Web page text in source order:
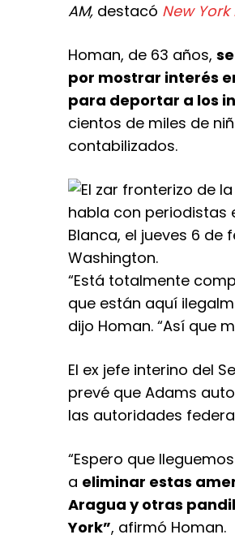
AM, destacó New York
Homan, de 63 años,
por mostrar interés
para deportar a los
cientos de miles de
contabilizados.
“Está totalmente
que están aquí
dijo Homan. “Así que
El ex jefe interino del
prevé que Adams
las autoridades
“Espero que
a eliminar estas
Aragua y otras
York”, afirmó Homan.